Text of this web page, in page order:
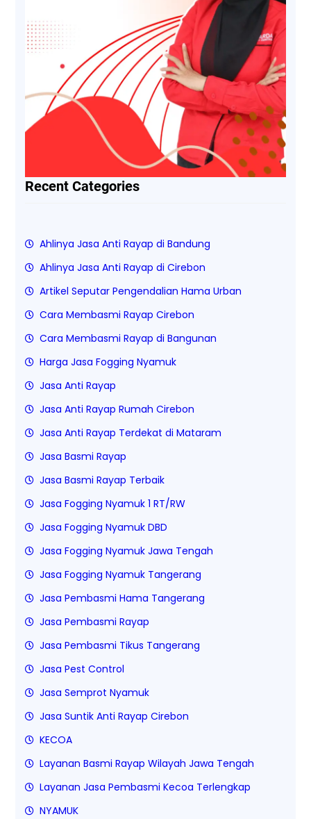
Recent Categories
Ahlinya Jasa Anti Rayap di Bandung
Ahlinya Jasa Anti Rayap di Cirebon
Artikel Seputar Pengendalian Hama Urban
Cara Membasmi Rayap Cirebon
Cara Membasmi Rayap di Bangunan
Harga Jasa Fogging Nyamuk
Jasa Anti Rayap
Jasa Anti Rayap Rumah Cirebon
Jasa Anti Rayap Terdekat di Mataram
Jasa Basmi Rayap
Jasa Basmi Rayap Terbaik
Jasa Fogging Nyamuk 1 RT/RW
Jasa Fogging Nyamuk DBD
Jasa Fogging Nyamuk Jawa Tengah
Jasa Fogging Nyamuk Tangerang
Jasa Pembasmi Hama Tangerang
Jasa Pembasmi Rayap
Jasa Pembasmi Tikus Tangerang
Jasa Pest Control
Jasa Semprot Nyamuk
Jasa Suntik Anti Rayap Cirebon
KECOA
Layanan Basmi Rayap Wilayah Jawa Tengah
Layanan Jasa Pembasmi Kecoa Terlengkap
NYAMUK